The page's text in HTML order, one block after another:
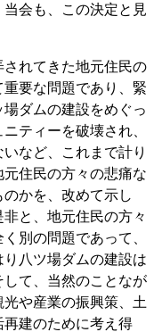
会も、この決定と見
れてきた地元住民の
要な問題であり、緊
ダムの建設をめぐっ
ティーを破壊され、
など、これまで計り
住民の方々の悲痛な
かを、改めて示し
と、地元住民の方々
別の問題であって、
八ツ場ダムの建設は
て、当然のことなが
や産業の振興策、土
建のために考え得